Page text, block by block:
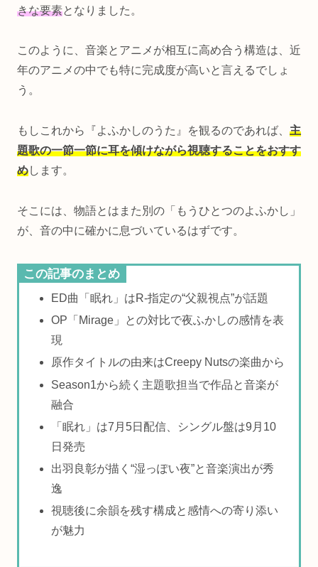
きな要素となりました。
このように、音楽とアニメが相互に高め合う構造は、近
年のアニメの中でも特に完成度が高いと言えるでしょ
う。
もしこれから『よふかしのうた』を観るのであれば、 主
題歌の一節一節に耳を傾けながら視聴することをおすす
めします。
そこには、物語とはまた別の「もうひとつのよふかし」
が、音の中に確かに息づいているはずです。
この記事のまとめ
ED曲「眠れ」はR-指定の“父親視点”が話題
OP「Mirage」との対比で夜ふかしの感情を表
現
原作タイトルの由来はCreepy Nutsの楽曲から
Season1から続く主題歌担当で作品と音楽が
融合
「眠れ」は7月5日配信、シングル盤は9月10
日発売
出羽良彰が描く“湿っぽい夜”と音楽演出が秀
逸
視聴後に余韻を残す構成と感情への寄り添い
が魅力